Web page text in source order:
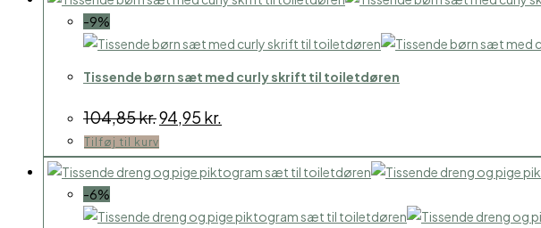
-9%
Tissende børn sæt med curly skrift til toiletdøren
104,85kr.Den
oprindelige
pris
var:
104,85 kr..
94,95 kr.
aktuelle
er:
94,95 kr..
Tilføj til kurv
-6%